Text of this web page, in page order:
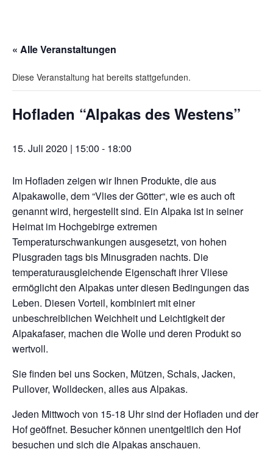
« Alle Veranstaltungen
Diese Veranstaltung hat bereits stattgefunden.
Hofladen “Alpakas des Westens”
15. Juli 2020 | 15:00 - 18:00
Im Hofladen zeigen wir Ihnen Produkte, die aus
Alpakawolle, dem “Vlies der Götter“, wie es auch oft
genannt wird, hergestellt sind. Ein Alpaka ist in seiner
Heimat im Hochgebirge extremen
Temperaturschwankungen ausgesetzt, von hohen
Plusgraden tags bis Minusgraden nachts. Die
temperaturausgleichende Eigenschaft ihrer Vliese
ermöglicht den Alpakas unter diesen Bedingungen das
Leben. Diesen Vorteil, kombiniert mit einer
unbeschreiblichen Weichheit und Leichtigkeit der
Alpakafaser, machen die Wolle und deren Produkt so
wertvoll.
Sie finden bei uns Socken, Mützen, Schals, Jacken,
Pullover, Wolldecken, alles aus Alpakas.
Jeden Mittwoch von 15-18 Uhr sind der Hofladen und der
Hof geöffnet. Besucher können unentgeltlich den Hof
besuchen und sich die Alpakas anschauen.